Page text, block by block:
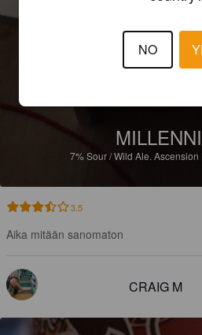
7%Sour / Wild Ale. Ascension
3.5
Aika mitään sanomaton
CRAIG M
NO